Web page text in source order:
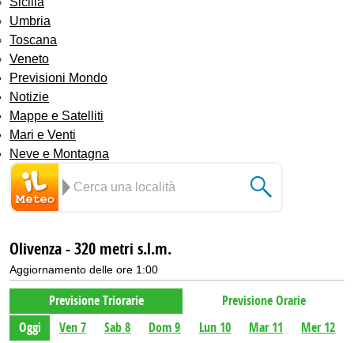
Umbria
Toscana
Veneto
Previsioni Mondo
Notizie
Mappe e Satelliti
Mari e Venti
Neve e Montagna
Olivenza - 320 metri s.l.m.
Aggiornamento delle ore 1:00
Previsione Triorarie
Previsione Orarie
Oggi
Ven 7 Sab 8 Dom 9 Lun 10 Mar 11 Mer 12